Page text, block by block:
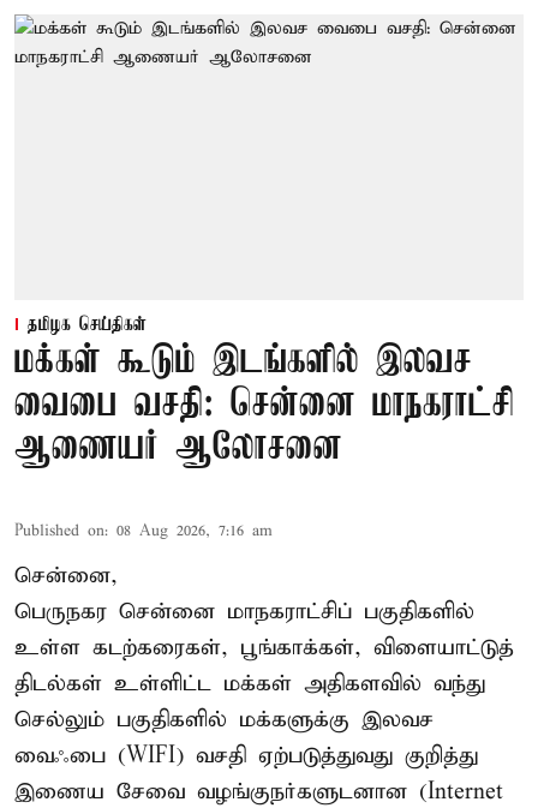
தமிழக செய்திகள்
மக்கள் கூடும் இடங்களில் இலவச
வைபை வசதி: சென்னை மாநகராட்சி
ஆணையர் ஆலோசனை
Published on: 08 Aug 2026, 7:16 am
சென்னை,
பெருநகர சென்னை மாநகராட்சிப் பகுதிகளில்
உள்ள கடற்கரைகள், பூங்காக்கள், விளையாட்டுத்
திடல்கள் உள்ளிட்ட மக்கள் அதிகளவில் வந்து
செல்லும் பகுதிகளில் மக்களுக்கு இலவச
வைஃபை (WIFI) வசதி ஏற்படுத்துவது குறித்து
இணைய சேவை வழங்குநர்களுடனான (Internet